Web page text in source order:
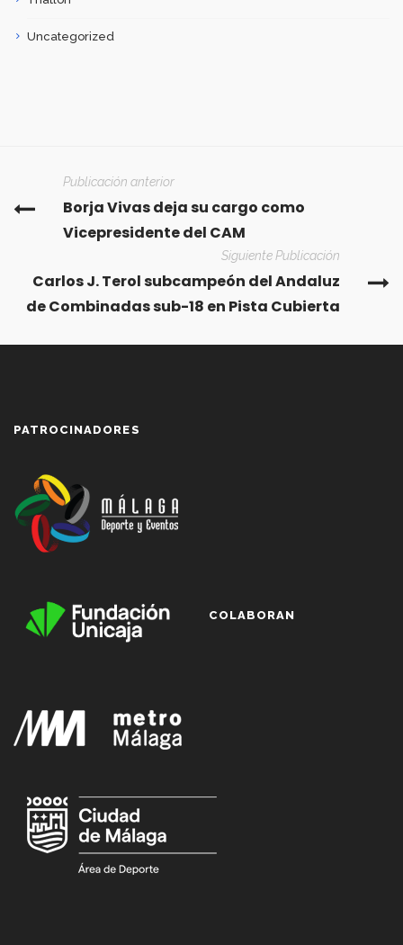
Uncategorized
Publicación anterior
Borja Vivas deja su cargo como
Vicepresidente del CAM
Siguiente Publicación
Carlos J. Terol subcampeón del Andaluz
de Combinadas sub-18 en Pista Cubierta
PATROCINADORES
COLABORAN